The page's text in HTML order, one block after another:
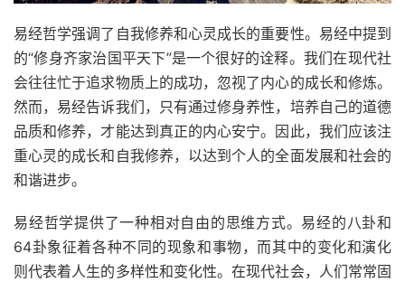
易经哲学强调了自我修养和心灵成长的重要性。易经中提到
的“修身齐家治国平天下”是一个很好的诠释。我们在现代社
会往往忙于追求物质上的成功，忽视了内心的成长和修炼。
然而，易经告诉我们，只有通过修身养性，培养自己的道德
品质和修养，才能达到真正的内心安宁。因此，我们应该注
重心灵的成长和自我修养，以达到个人的全面发展和社会的
和谐进步。
易经哲学提供了一种相对自由的思维方式。易经的八卦和
64卦象征着各种不同的现象和事物，而其中的变化和演化
则代表着人生的多样性和变化性。在现代社会，人们常常固